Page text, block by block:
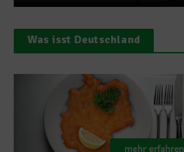
Was isst Deutschland